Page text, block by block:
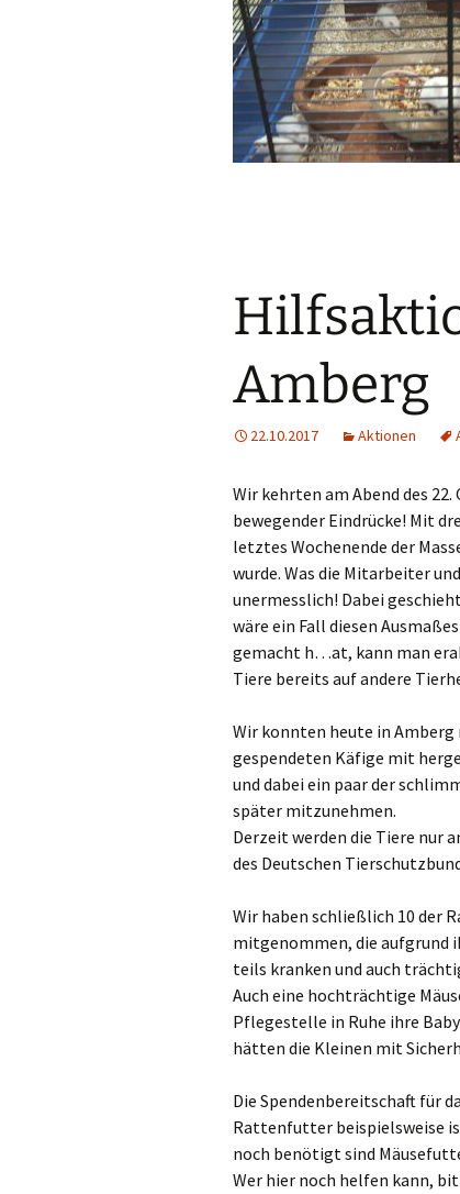
Amberg
22.10.2017 Aktionen
Wir kehrten am Abend des
bewegender Eindrücke! Mit
letztes Wochenende der
wurde. Was die Mitarbeiter
unermesslich! Dabei
wäre ein Fall diesen
gemacht h…at, kann man
Tiere bereits auf andere
Wir konnten heute in
gespendeten Käfige mit
und dabei ein paar der
später mitzunehmen.
Derzeit werden die Tiere nur
des Deutschen
Wir haben schließlich 10 der
mitgenommen, die aufgrund
teils kranken und auch
Auch eine hochträchtige
Pflegestelle in Ruhe ihre
hätten die Kleinen mit
Die Spendenbereitschaft für
Rattenfutter beispielsweise
noch benötigt sind
Wer hier noch helfen kann,